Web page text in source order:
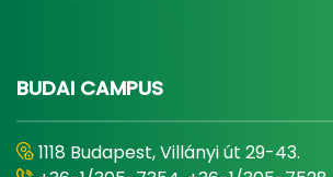
BUDAI CAMPUS
1118 Budapest, Villányi út 29-43.